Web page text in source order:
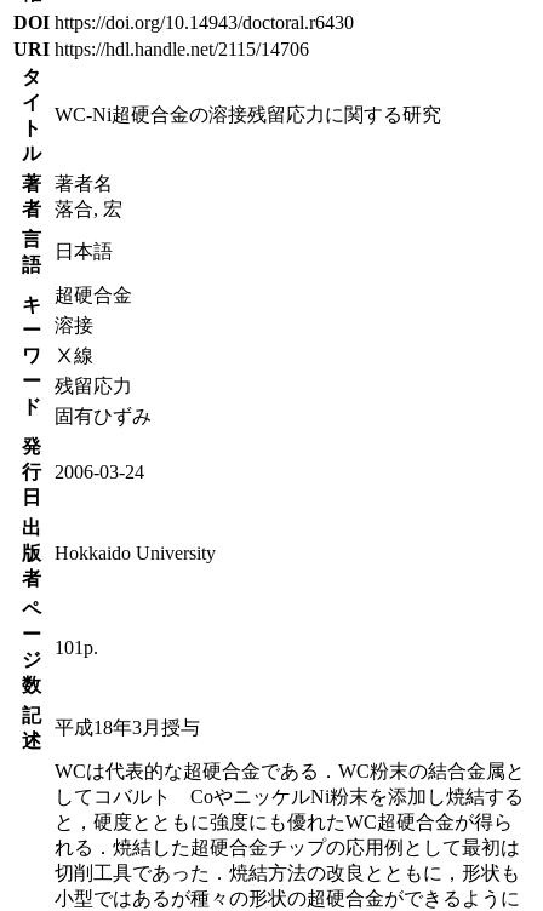
DOI https://doi.org/10.14943/doctoral.r6430
URI https://hdl.handle.net/2115/14706
タ
イ
ト
ル
WC-Ni超硬合金の溶接残留応力に関する研究
著
者
著者名
落合, 宏
言
語
日本語
キ
ー
ワ
ー
ド
超硬合金
溶接
Ⅹ線
残留応力
固有ひずみ
発
行
日
2006-03-24
出
版
者
Hokkaido University
ペ
ー
ジ
数
101p.
記
述
平成18年3月授与
WCは代表的な超硬合金である．WC粉末の結合金属と
してコバルト CoやニッケルNi粉末を添加し焼結する
と，硬度とともに強度にも優れたWC超硬合金が得ら
れる．焼結した超硬合金チップの応用例として最初は
切削工具であった．焼結方法の改良とともに，形状も
小型ではあるが種々の形状の超硬合金ができるように